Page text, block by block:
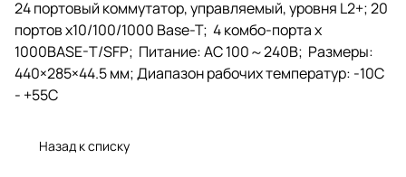
24 портовый коммутатор, управляемый, уровня L2+; 20
портов x10/100/1000 Base-T; 4 комбо-порта x
1000BASE-T/SFP; Питание: AC 100～240В; Размеры:
440×285×44.5 мм; Диапазон рабочих температур: -10С
- +55С
Назад к списку